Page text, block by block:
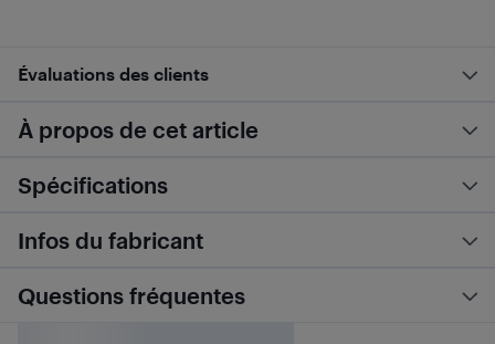
Évaluations des clients
À propos de cet article
Spécifications
Infos du fabricant
Questions fréquentes